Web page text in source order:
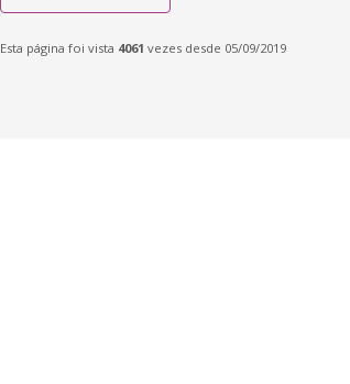
Esta página foi vista 4061 vezes desde 05/09/2019